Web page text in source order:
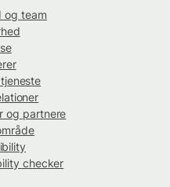
og team
og partnere
checker